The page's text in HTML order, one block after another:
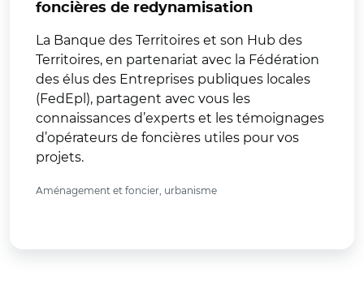
foncières de redynamisation
La Banque des Territoires et son Hub des
Territoires, en partenariat avec la Fédération
des élus des Entreprises publiques locales
(FedEpl), partagent avec vous les
connaissances d’experts et les témoignages
d’opérateurs de foncières utiles pour vos
projets.
Aménagement et foncier, urbanisme